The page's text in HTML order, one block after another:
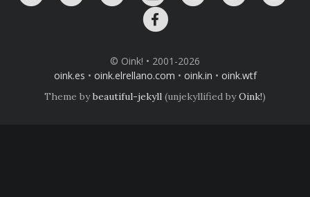
© Oink! • 2001-2026
oink.es • oink.elrellano.com • oink.in • oink.wtf
Theme bybeautiful-jekyll (unjekyllified byOink!)